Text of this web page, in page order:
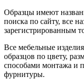
Образцы имеют
поиска по сайту, все
зарегистрированным
Все мебельные
образцов по цвету,
способами монтажа и
фурнитуры.